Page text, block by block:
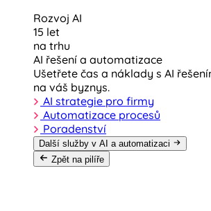
Rozvoj AI
15 let
na trhu
AI řešení a automatizace
Ušetřete čas a náklady s AI
na váš byznys.
AI strategie pro firmy
Automatizace procesů
Poradenství
Další služby v AI a automatizaci
Zpět na pilíře